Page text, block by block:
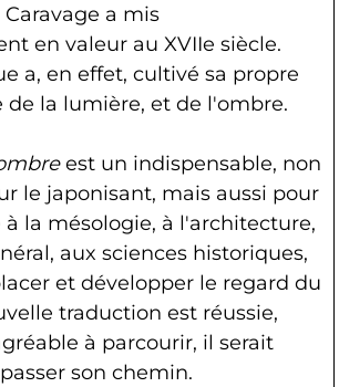
a mis
en valeur au XVIIe siècle.
a, en effet, cultivé sa propre
la lumière, et de l'ombre.
est un indispensable, non
le japonisant, mais aussi pour
la mésologie, à l'architecture,
aux sciences historiques,
et développer le regard du
traduction est réussie,
à parcourir, il serait
son chemin.